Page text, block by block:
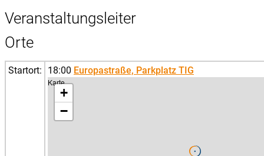
Veranstaltungsleiter
Orte
Startort: 18:00 Europastraße, Parkplatz TIG
Karte
+
−